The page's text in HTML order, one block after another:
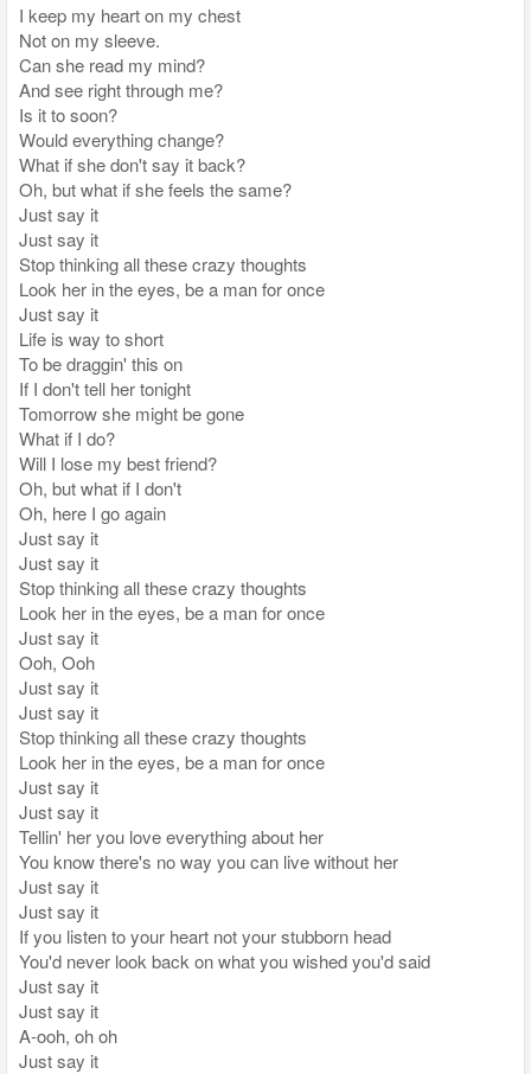
I keep my heart on my chest
Not on my sleeve.
Can she read my mind?
And see right through me?
Is it to soon?
Would everything change?
What if she don't say it back?
Oh, but what if she feels the same?
Just say it
Just say it
Stop thinking all these crazy thoughts
Look her in the eyes, be a man for once
Just say it
Life is way to short
To be draggin' this on
If I don't tell her tonight
Tomorrow she might be gone
What if I do?
Will I lose my best friend?
Oh, but what if I don't
Oh, here I go again
Just say it
Just say it
Stop thinking all these crazy thoughts
Look her in the eyes, be a man for once
Just say it
Ooh, Ooh
Just say it
Just say it
Stop thinking all these crazy thoughts
Look her in the eyes, be a man for once
Just say it
Just say it
Tellin' her you love everything about her
You know there's no way you can live without her
Just say it
Just say it
If you listen to your heart not your stubborn head
You'd never look back on what you wished you'd said
Just say it
Just say it
A-ooh, oh oh
Just say it